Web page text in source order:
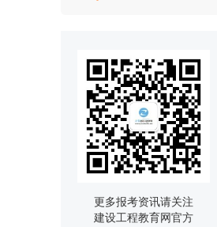
更多报考资讯请关注
建设工程教育网官方